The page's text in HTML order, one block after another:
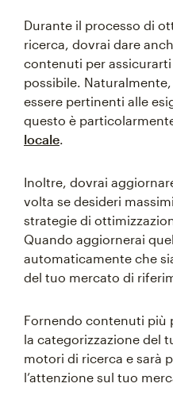
Durante il processo di
ricerca, dovrai dare
contenuti per
possibile.
essere pertinenti alle
questo è
locale.
Inoltre, dovrai
volta se desideri
strategie di
Quando aggiornerai
automaticamente che
del tuo mercato di
Fornendo contenuti più
la categorizzazione del
motori di ricerca e sarà
l’attenzione sul tuo